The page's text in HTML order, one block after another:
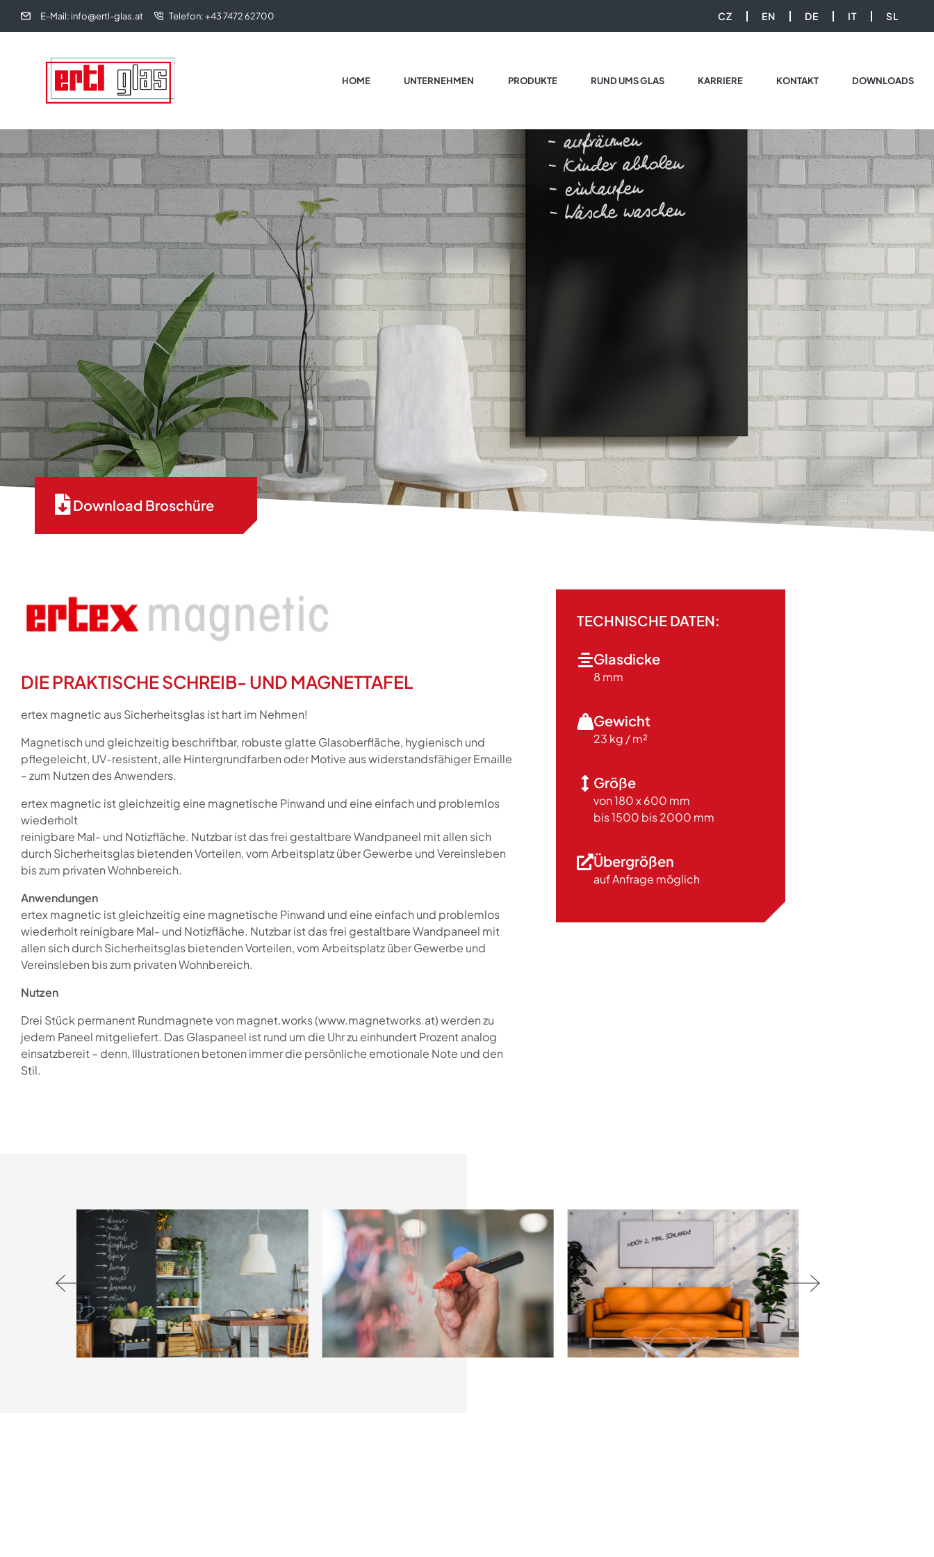
E-Mail: info@ertl-glas.at Telefon: +43 7472 62700 CZ EN DE IT SL
HOME UNTERNEHMEN PRODUKTE RUND UMS GLAS KARRIERE KONTAKT DOWNLOADS
Download Broschüre
DIE PRAKTISCHE SCHREIB- UND MAGNETTAFEL
ertex magnetic aus Sicherheitsglas ist hart im Nehmen!
Magnetisch und gleichzeitig beschriftbar, robuste glatte Glasoberfläche, hygienisch und
pflegeleicht, UV-resistent, alle Hintergrundfarben oder Motive aus widerstandsfähiger Emaille
– zum Nutzen des Anwenders.
ertex magnetic ist gleichzeitig eine magnetische Pinwand und eine einfach und problemlos
wiederholt
reinigbare Mal- und Notizfläche. Nutzbar ist das frei gestaltbare Wandpaneel mit allen sich
durch Sicherheitsglas bietenden Vorteilen, vom Arbeitsplatz über Gewerbe und Vereinsleben
bis zum privaten Wohnbereich.
Anwendungen
ertex magnetic ist gleichzeitig eine magnetische Pinwand und eine einfach und problemlos
wiederholt reinigbare Mal- und Notizfläche. Nutzbar ist das frei gestaltbare Wandpaneel mit
allen sich durch Sicherheitsglas bietenden Vorteilen, vom Arbeitsplatz über Gewerbe und
Vereinsleben bis zum privaten Wohnbereich.
Nutzen
Drei Stück permanent Rundmagnete von magnet.works (www.magnetworks.at) werden zu
jedem Paneel mitgeliefert. Das Glaspaneel ist rund um die Uhr zu einhundert Prozent analog
einsatzbereit – denn, Illustrationen betonen immer die persönliche emotionale Note und den
Stil.
TECHNISCHE DATEN:
Glasdicke
8 mm
Gewicht
23 kg / m²
Größe
von 180 x 600 mm
bis 1500 bis 2000 mm
Übergrößen
auf Anfrage möglich